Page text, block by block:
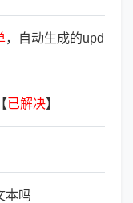
，自动生成的upd
已解决】
本吗